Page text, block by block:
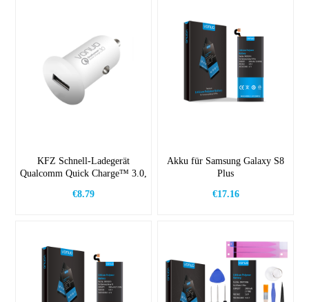
KFZ Schnell-Ladegerät
Qualcomm Quick Charge™ 3.0,
€8.79
Akku für Samsung Galaxy S8
Plus
€17.16